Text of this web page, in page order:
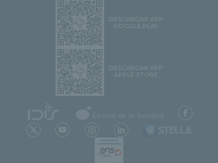
DESCARGAR APP
GOOGLE PLAY
DESCARGAR APP
APPLE STORE